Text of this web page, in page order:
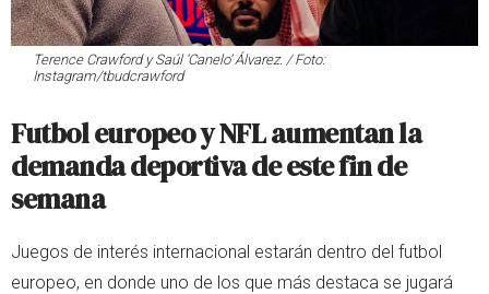
Terence Crawford y Saúl ‘Canelo’ Álvarez. / Foto:
Instagram/tbudcrawford
Futbol europeo y NFL aumentan la
demanda deportiva de este fin de
semana
Juegos de interés internacional estarán dentro del futbol
europeo, en donde uno de los que más destaca se jugará